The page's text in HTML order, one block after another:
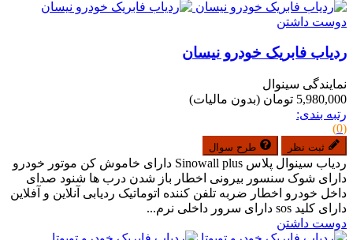
دوست داشتن
ردیاب فابریک خودرو نیسان
نمایندگی سینوال
5,980,000 تومان
(بدون مالیات)
رتبه بندی:
(0)
ثبت نظر طرح سوال
ردیاب سینوال پلاس Sinowall plus دارای خاموش کن موتور خودرو
دارای شوک سنسور بیرونی اخطار باز شدن درب ها شنود صدای
داخل خودرو اخطار ضربه تلفن کننده اتوماتیک ردیابی آنلاین و آفلاین
دارای کلید sos دارای سرور داخلی نرم...
دوست داشتن